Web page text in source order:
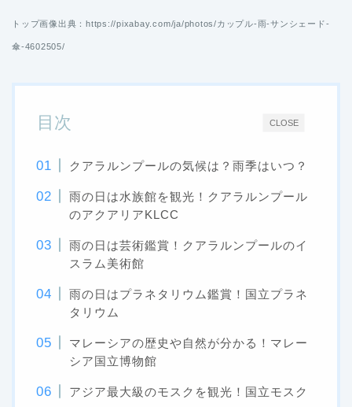
トップ画像出典：https://pixabay.com/ja/photos/カップル-雨-サンシェード-
傘-4602505/
CLOSE
目次
クアラルンプールの気候は？雨季はいつ？
雨の日は水族館を観光！クアラルンプール
のアクアリアKLCC
雨の日は芸術鑑賞！クアラルンプールのイ
スラム美術館
雨の日はプラネタリウム鑑賞！国立プラネ
タリウム
マレーシアの歴史や自然が分かる！マレー
シア国立博物館
アジア最大級のモスクを観光！国立モスク